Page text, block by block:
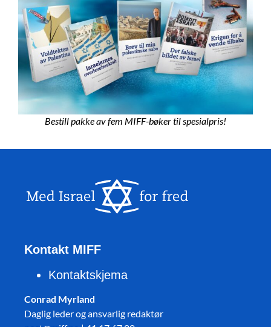
Bestill pakke av fem MIFF-bøker til spesialpris!
Kontakt MIFF
Kontaktskjema
Conrad Myrland
Daglig leder og ansvarlig redaktør